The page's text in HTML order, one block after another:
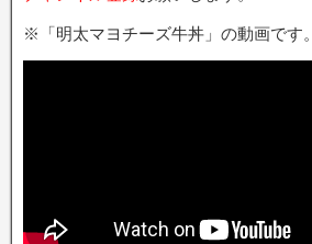
※「明太マヨチーズ牛丼」の動画です。